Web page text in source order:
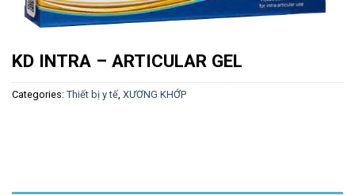
KD INTRA – ARTICULAR GEL
Categories: Thiết bị y tế XƯƠNG KHỚP